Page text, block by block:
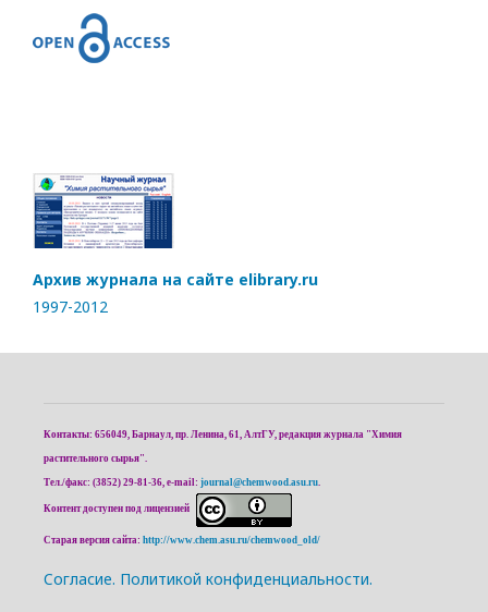
Архив журнала на сайте elibrary.ru
1997-2012
Контакты: 656049, Барнаул, пр. Ленина, 61, АлтГУ, редакция журнала "Химия
растительного сырья".
Тел./факс: (3852) 29-81-36, e-mail: journal@chemwood.asu.ru
Контент доступен под лицензией
Старая версия сайта: http://www.chem.asu.ru/chemwood_old/
Cогласие. Политикой конфиденциальности.